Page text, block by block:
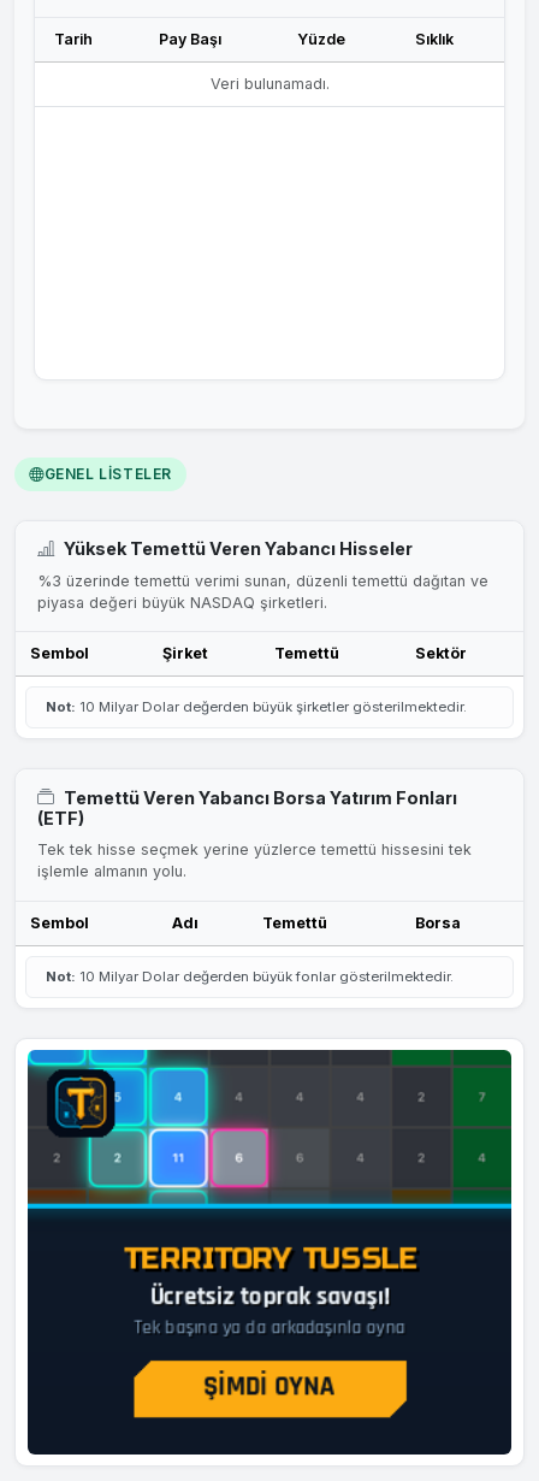
Tarih Pay Başı Yüzde Sıklık
Veri bulunamadı.
GENEL LISTELER
Yüksek Temettü Veren Yabancı Hisseler
%3 üzerinde temettü verimi sunan, düzenli temettü dağıtan ve
piyasa değeri büyük NASDAQ şirketleri.
Sembol Şirket Temettü Sektör
Not: 10 Milyar Dolar değerden büyük şirketler gösterilmektedir.
Temettü Veren Yabancı Borsa Yatırım Fonları
(ETF)
Tek tek hisse seçmek yerine yüzlerce temettü hissesini tek
işlemle almanın yolu.
Sembol Adı Temettü Borsa
Not: 10 Milyar Dolar değerden büyük fonlar gösterilmektedir.